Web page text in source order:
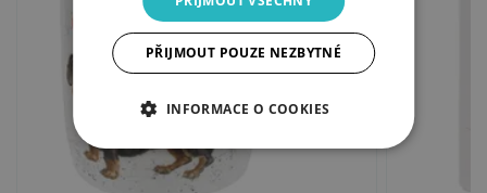
PŘIJMOUT POUZE NEZBYTNÉ
INFORMACE O COOKIES